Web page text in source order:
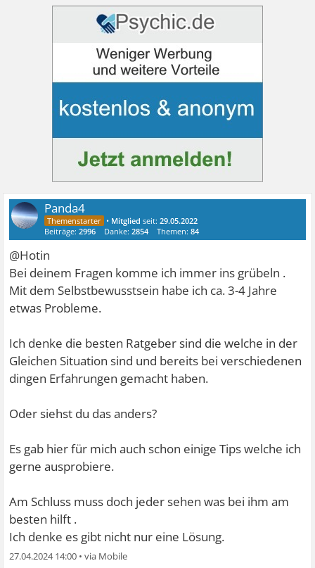
Panda4
• Mitglied seit:29.05.2022
Beiträge:2996 Danke:2854 Themen:84
@Hotin
Bei deinem Fragen komme ich immer ins grübeln .
Mit dem Selbstbewusstsein habe ich ca. 3-4 Jahre
etwas Probleme.
Ich denke die besten Ratgeber sind die welche in der
Gleichen Situation sind und bereits bei verschiedenen
dingen Erfahrungen gemacht haben.
Oder siehst du das anders?
Es gab hier für mich auch schon einige Tips welche ich
gerne ausprobiere.
Am Schluss muss doch jeder sehen was bei ihm am
besten hilft .
Ich denke es gibt nicht nur eine Lösung.
27.04.2024 14:00 •